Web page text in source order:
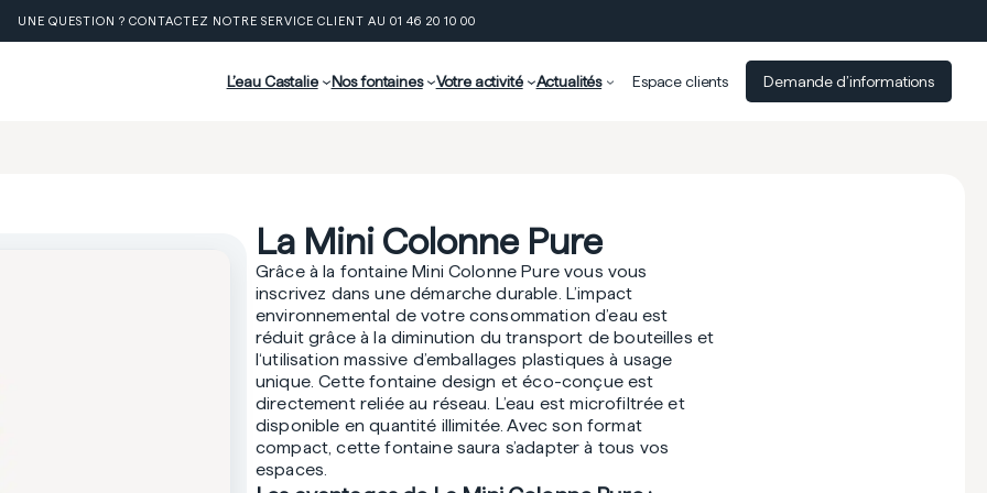
UNE QUESTION ? CONTACTEZ NOTRE SERVICE CLIENT AU 01 46 20 10 00
L’eau Castalie Nos fontaines Votre activité Actualités Espace clients Demande d’informations
La Mini Colonne Pure
Grâce à la fontaine Mini Colonne Pure vous vous
inscrivez dans une démarche durable. L’impact
environnemental de votre consommation d’eau est
réduit grâce à la diminution du transport de bouteilles et
l‘utilisation massive d’emballages plastiques à usage
unique. Cette fontaine design et éco-conçue est
directement reliée au réseau. L’eau est microfiltrée et
disponible en quantité illimitée. Avec son format
compact, cette fontaine saura s’adapter à tous vos
espaces.